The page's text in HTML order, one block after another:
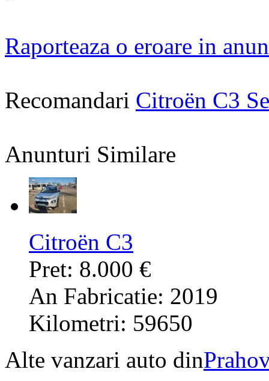
Raporteaza o eroare in
Recomandari Citroën C3
Anunturi Similare
Citroën C3
Pret: 8.000 €
An Fabricatie: 2019
Kilometri: 59650
Alte vanzari auto din